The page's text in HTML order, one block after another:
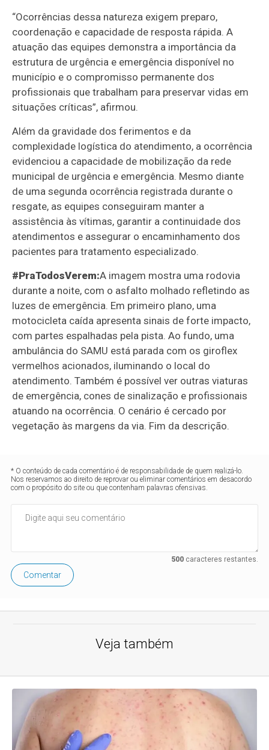
“Ocorrências dessa natureza exigem preparo,
coordenação e capacidade de resposta rápida. A
atuação das equipes demonstra a importância da
estrutura de urgência e emergência disponível no
município e o compromisso permanente dos
profissionais que trabalham para preservar vidas em
situações críticas”, afirmou.
Além da gravidade dos ferimentos e da
complexidade logística do atendimento, a ocorrência
evidenciou a capacidade de mobilização da rede
municipal de urgência e emergência. Mesmo diante
de uma segunda ocorrência registrada durante o
resgate, as equipes conseguiram manter a
assistência às vítimas, garantir a continuidade dos
atendimentos e assegurar o encaminhamento dos
pacientes para tratamento especializado.
#PraTodosVerem:A imagem mostra uma rodovia
durante a noite, com o asfalto molhado refletindo as
luzes de emergência. Em primeiro plano, uma
motocicleta caída apresenta sinais de forte impacto,
com partes espalhadas pela pista. Ao fundo, uma
ambulância do SAMU está parada com os giroflex
vermelhos acionados, iluminando o local do
atendimento. Também é possível ver outras viaturas
de emergência, cones de sinalização e profissionais
atuando na ocorrência. O cenário é cercado por
vegetação às margens da via. Fim da descrição.
* O conteúdo de cada comentário é de responsabilidade de quem realizá-lo.
Nos reservamos ao direito de reprovar ou eliminar comentários em desacordo
com o propósito do site ou que contenham palavras ofensivas.
500caracteres restantes.
Comentar
Veja também